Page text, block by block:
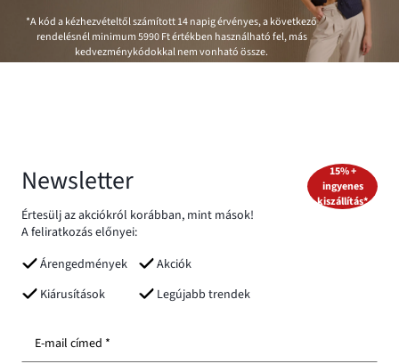
*A kód a kézhezvételtől számított 14 napig érvényes, a következő
rendelésnél minimum5990 Ftértékben használható fel, más
kedvezménykódokkal nem vonható össze.
Newsletter
Értesülj az akciókról korábban, mint mások!
A feliratkozás előnyei:
Árengedmények
Akciók
Kiárusítások
Legújabb trendek
15% +
ingyenes
kiszállítás*
E-mail címed *